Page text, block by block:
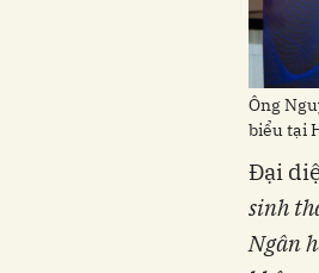
Ông
biểu tại
Đại
sinh
Ngân